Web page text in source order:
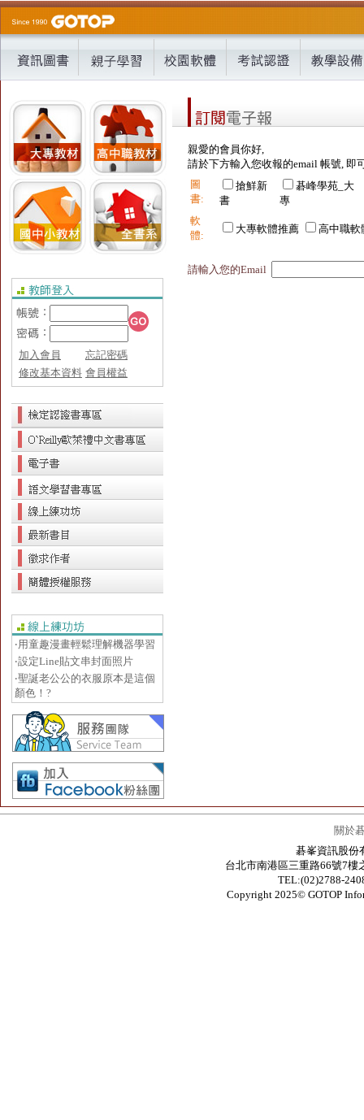
加入會員
忘記密碼
修改基本資料 會員權益
‧用童趣漫畫輕鬆理解機器學習
‧設定Line貼文串封面照片
‧聖誕老公公的衣服原本是這個
顏色！?
親愛的會員你好,
請於下方輸入您收報的email 帳號, 即
圖
書:
搶鮮新
書
碁峰學苑_大
專
軟
體:
大專軟體推薦 高中職軟
請輸入您的Email
關於
碁峯資訊股份
台北市南港區三重路66號7樓
TEL:(02)2788-
Copyright 2025© GOTOP